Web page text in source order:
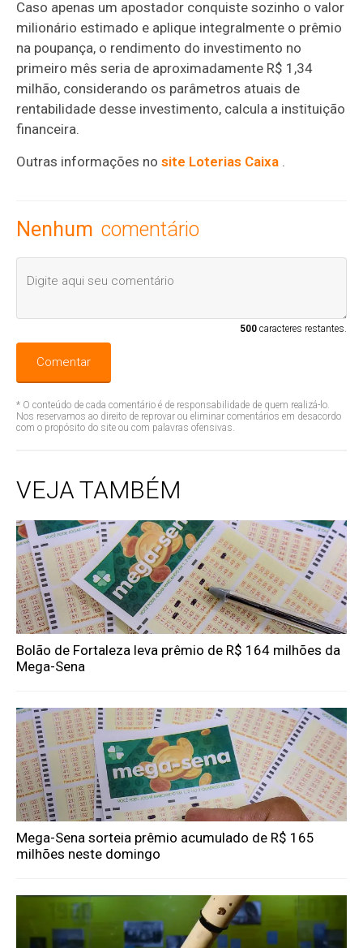
Caso apenas um apostador conquiste sozinho o valor
milionário estimado e aplique integralmente o prêmio
na poupança, o rendimento do investimento no
primeiro mês seria de aproximadamente R$ 1,34
milhão, considerando os parâmetros atuais de
rentabilidade desse investimento, calcula a instituição
financeira.
Outras informações nosite Loterias Caixa .
Nenhum comentário
500caracteres restantes.
Comentar
* O conteúdo de cada comentário é de responsabilidade de quem realizá-lo.
Nos reservamos ao direito de reprovar ou eliminar comentários em desacordo
com o propósito do site ou com palavras ofensivas.
VEJA TAMBÉM
Bolão de Fortaleza leva prêmio de R$ 164 milhões da
Mega-Sena
Mega-Sena sorteia prêmio acumulado de R$ 165
milhões neste domingo